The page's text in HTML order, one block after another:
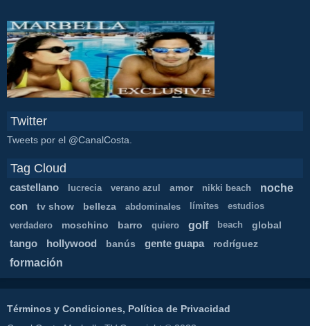
Twitter
Tweets por el @CanalCosta.
Tag Cloud
castellano lucrecia verano azul amor nikki beach noche
con tv show belleza abdominales límites estudios
verdadero moschino barro quiero golf beach
global
tango
hollywood banús gente guapa rodríguez
formación
Términos y Condiciones, Política de Privacidad